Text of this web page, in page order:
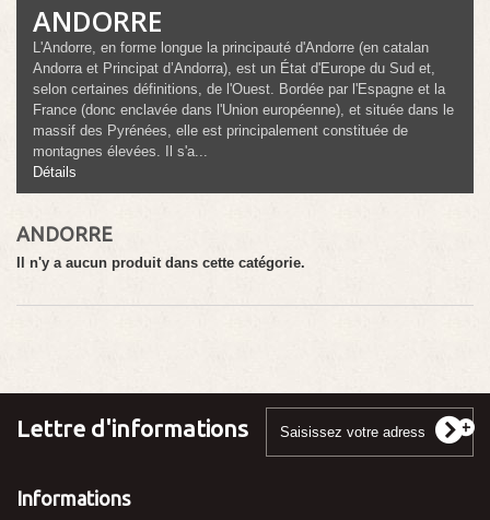
ANDORRE
L'Andorre, en forme longue la principauté d'Andorre (en catalan
Andorra et Principat d’Andorra), est un État d'Europe du Sud et,
selon certaines définitions, de l'Ouest. Bordée par l'Espagne et la
France (donc enclavée dans l'Union européenne), et située dans le
massif des Pyrénées, elle est principalement constituée de
montagnes élevées. Il s'a...
Détails
ANDORRE
Il n'y a aucun produit dans cette catégorie.
Lettre d'informations
Informations